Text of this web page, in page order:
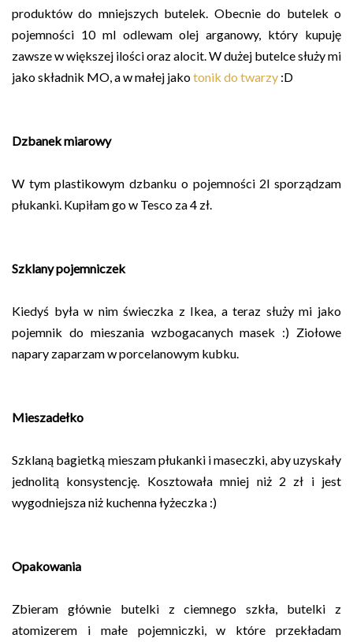
produktów do mniejszych butelek. Obecnie do butelek o
pojemności 10 ml odlewam olej arganowy, który kupuję
zawsze w większej ilości oraz alocit. W dużej butelce służy mi
jako składnik MO, a w małej jakotonik do twarzy :D
Dzbanek miarowy
W tym plastikowym dzbanku o pojemności 2l sporządzam
płukanki. Kupiłam go w Tesco za 4 zł.
Szklany pojemniczek
Kiedyś była w nim świeczka z Ikea, a teraz służy mi jako
pojemnik do mieszania wzbogacanych masek :) Ziołowe
napary zaparzam w porcelanowym kubku.
Mieszadełko
Szklaną bagietką mieszam płukanki i maseczki, aby uzyskały
jednolitą konsystencję. Kosztowała mniej niż 2 zł i jest
wygodniejsza niż kuchenna łyżeczka :)
Opakowania
Zbieram głównie butelki z ciemnego szkła, butelki z
atomizerem i małe pojemniczki, w które przekładam